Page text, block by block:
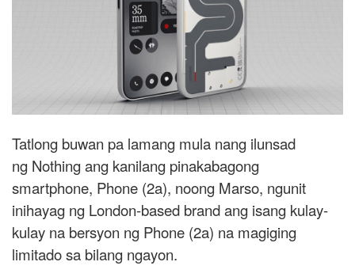
Tatlong buwan pa lamang mula nang ilunsad
ng Nothing ang kanilang pinakabagong
smartphone, Phone (2a), noong Marso, ngunit
inihayag ng London-based brand ang isang kulay-
kulay na bersyon ng Phone (2a) na magiging
limitado sa bilang ngayon.